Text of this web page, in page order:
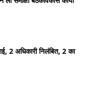
2 अधिकारी निलंबित, 2 का